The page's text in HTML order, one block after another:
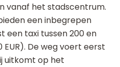
vanaf het stadscentrum.
een inbegrepen
een taxi tussen 200 en
De weg voert eerst
uitkomt op het